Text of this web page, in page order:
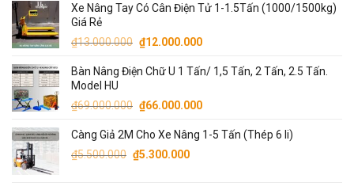
Xe Nâng Tay Có Cân Điện Tử 1-1.5Tấn (1000/1500kg)
Giá Rẻ
₫13.000.000 Giá
là:
₫12.000.000Giá
tại
₫12.000.000.
Bàn Nâng Điện Chữ U 1 Tấn/ 1,5 Tấn, 2 Tấn, 2.5 Tấn.
Model HU
₫69.000.000 Giá
là:
₫69.000.000.
₫66.000.000Giá
tại
Càng Giả 2M Cho Xe Nâng 1-5 Tấn (Thép 6 li)
₫5.500.000 Giá
₫5.300.000Giá